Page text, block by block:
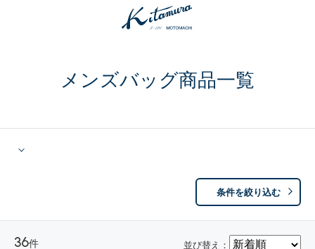
メンズバッグ商品一覧
条件を絞り込む
36件 並び替え：